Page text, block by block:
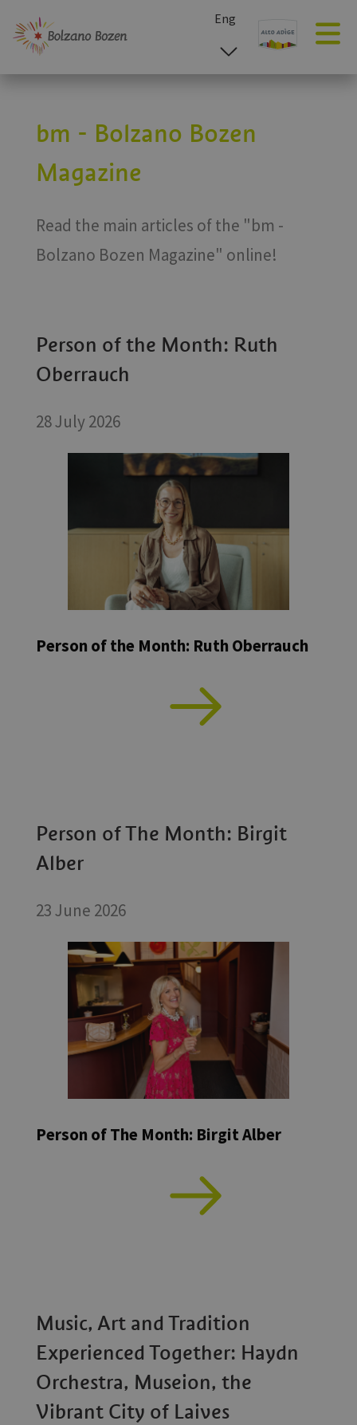
Eng
esp
ita
bm - Bolzano Bozen
Magazine
Read the main articles of the "bm -
Bolzano Bozen Magazine" online!
Person of the Month: Ruth
Oberrauch
28 July 2026
Person of the Month: Ruth Oberrauch
Person of The Month: Birgit
Alber
23 June 2026
Person of The Month: Birgit Alber
Music, Art and Tradition
Experienced Together: Haydn
Orchestra, Museion, the
Vibrant City of Laives